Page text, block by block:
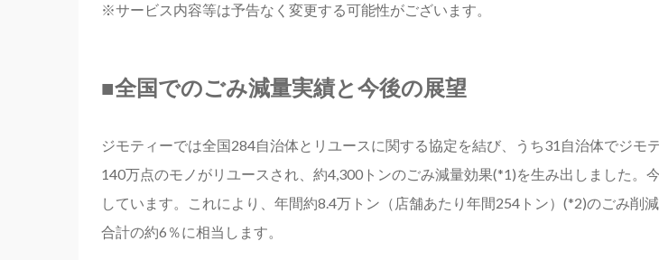
※サービス内容等は予告なく変更する可能性がございます。
■全国でのごみ減量実績と今後の展望
ジモティーでは全国284自治体とリユースに関する協定を結び、うち31自治体でジ
140万点のモノがリユースされ、約4,300トンのごみ減量効果(*1)を生み出しました
しています。これにより、年間約8.4万トン（店舗あたり年間254トン）(*2)のごみ
合計の約6％に相当します。